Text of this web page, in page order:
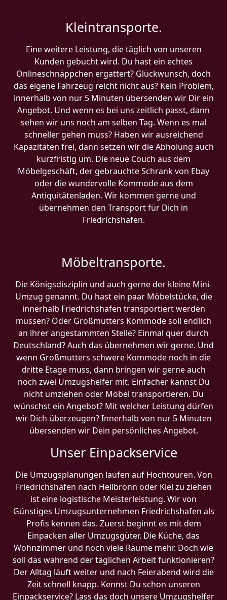
Kleintransporte.
Eine weitere Leistung, die täglich von unseren
Kunden gebucht wird. Du hast ein echtes
Onlineschnäppchen ergattert? Glückwunsch, doch
das eigene Fahrzeug reicht nicht aus? Kein Problem,
innerhalb von nur 5 Minuten übersenden wir Dir ein
Angebot. Und wenn es bei uns zeitlich passt, dann
sehen wir uns noch am selben Tag. Wenn es mal
schneller gehen muss? Haben wir ausreichend
Kapazitäten frei, dann setzen wir die Abholung auch
kurzfristig um. Die neue Couch aus dem
Möbelgeschäft, der gebrauchte Schrank von Ebay
oder die wundervolle Kommode aus dem
Antiquitätenladen. Wir kommen gerne und
übernehmen den Transport für Dich in
Friedrichshafen.
Möbeltransporte.
Die Königsdisziplin und auch gerne der kleine Mini-
Umzug genannt. Du hast ein paar Möbelstücke, die
innerhalb Friedrichshafen transportiert werden
müssen? Oder Großmutters Kommode soll endlich
an ihrer angestammten Stelle? Einmal quer durch
Deutschland? Auch das übernehmen wir gerne. Und
wenn Großmutters schwere Kommode noch in die
dritte Etage muss, dann bringen wir gerne auch
noch zwei Umzugshelfer mit. Einfacher kannst Du
nicht umziehen oder Möbel transportieren. Du
wünschst ein Angebot? Mit welcher Leistung dürfen
wir Dich überzeugen? Innerhalb von nur 5 Minuten
übersenden wir Dein persönliches Angebot.
Unser Einpackservice
Die Umzugsplanungen laufen auf Hochtouren. Von
Friedrichshafen nach Heilbronn oder Kiel zu ziehen
ist eine logistische Meisterleistung. Wir von
Günstiges Umzugsunternehmen Friedrichshafen als
Profis kennen das. Zuerst beginnt es mit dem
Einpacken aller Umzugsgüter. Die Küche, das
Wohnzimmer und noch viele Räume mehr. Doch wie
soll das während der täglichen Arbeit funktionieren?
Der Alltag läuft weiter und nach Feierabend wird die
Zeit schnell knapp. Kennst Du schon unseren
Einpackservice? Lass das doch unsere Umzugshelfer